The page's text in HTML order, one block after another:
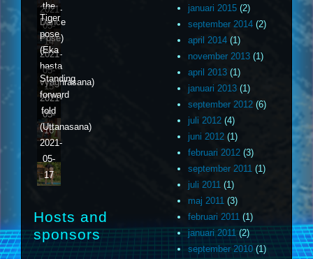
2021-
05-
14
the
Dance
Pose)
2021-
05-
15
Tiger
pose
(Eka
hasta
vyaghrasana)
2021-
05-
16
Standing
forward
fold
(Uttanasana)
2021-
05-
17
Hosts and
sponsors
januari 2015 (2)
september 2014 (2)
april 2014 (1)
november 2013 (1)
april 2013 (1)
januari 2013 (1)
september 2012 (6)
juli 2012 (4)
juni 2012 (1)
februari 2012 (3)
september 2011 (1)
juli 2011 (1)
maj 2011 (3)
februari 2011 (1)
januari 2011 (2)
september 2010(1)